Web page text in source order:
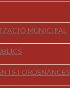
MUNICIPAL
I ORDENANCES